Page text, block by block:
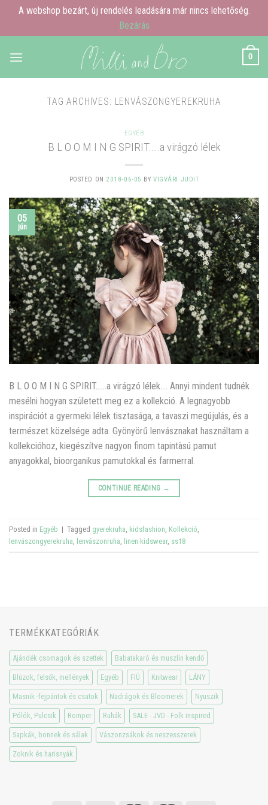
A webshop bezárt, új rendelés leadására már nincs lehetőség.
Bezárás
0
TAG ARCHIVES: LENVÁSZONGYEREKRUHA
EGYÉB
B L O O M I N G SPIRIT…..a virágzó lélek
POSTED ON 2018-06-05 BYVIGVÁRI JUDIT
05
jún
B L O O M I N G SPIRIT……a virágzó lélek…. Annyi mindent tudnék
mesélni hogyan született meg ez a kollekció. A legnagyobb
inspirációt a gyermeki lélek tisztasága, a tavaszi megújulás, és a
természet közelsége adta. Gyönyörű lenvásznakat használtam a
kollekcióhoz, kiegészítve nagyon finom tapintàsú pamut
anyagokkal, bioorganikus pamutokkal és farmerral.
CONTINUE READING →
Posted in Egyéb | Tagged gyerekruha kidsfashion Kollekció
lenvászongyerekruha lenvászonruha linen kidswear, ss18
TERMÉKKATEGÓRIÁK
Ajándék csomagok és szettek Babatakaró és muszlin kendő
Blúzok, felsők, mellények Egyéb FIÚ Knitwear LÁNY
Masnik -fejpántok és csatok Nadrágok és Bloomerek Nyuszik
Pólók, Pulcsik Romper Ruhák SALE - JVD - Folk inspired
Sapkák, bonnek és sálak Vászonzsákok és neszesszerek
Zoknik és harisnyák